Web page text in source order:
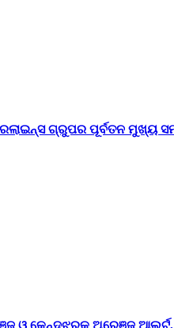
ଗ୍ରୁପର ପୂର୍ବତନ ମୁଖ୍ୟ